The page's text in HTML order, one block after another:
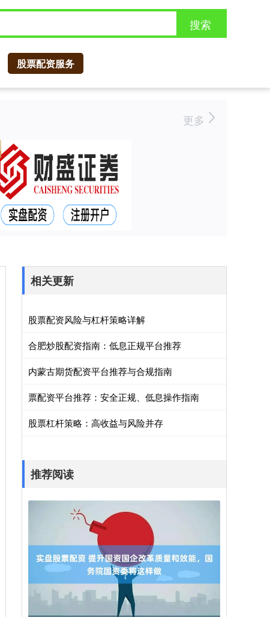
搜索
股票配资服务
更多
相关更新
股票配资风险与杠杆策略详解
合肥炒股配资指南：低息正规平台推荐
内蒙古期货配资平台推荐与合规指南
票配资平台推荐：安全正规、低息操作指南
股票杠杆策略：高收益与风险并存
推荐阅读